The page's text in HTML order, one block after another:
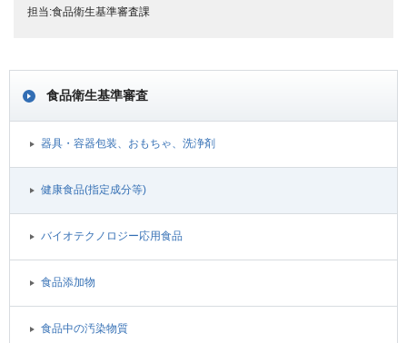
担当:食品衛生基準審査課
食品衛生基準審査
器具・容器包装、おもちゃ、洗浄剤
健康食品(指定成分等)
バイオテクノロジー応用食品
食品添加物
食品中の汚染物質